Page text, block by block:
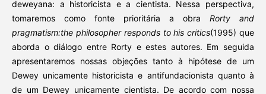
deweyana: a historicista e a cientista. Nessa perspectiva,
tomaremos como fonte prioritária a obraRorty and
pragmatism:the philosopher responds to his critics(1995) que
aborda o diálogo entre Rorty e estes autores. Em seguida
apresentaremos nossas objeções tanto à hipótese de um
Dewey unicamente historicista e antifundacionista quanto à
de um Dewey unicamente cientista. De acordo com nossa